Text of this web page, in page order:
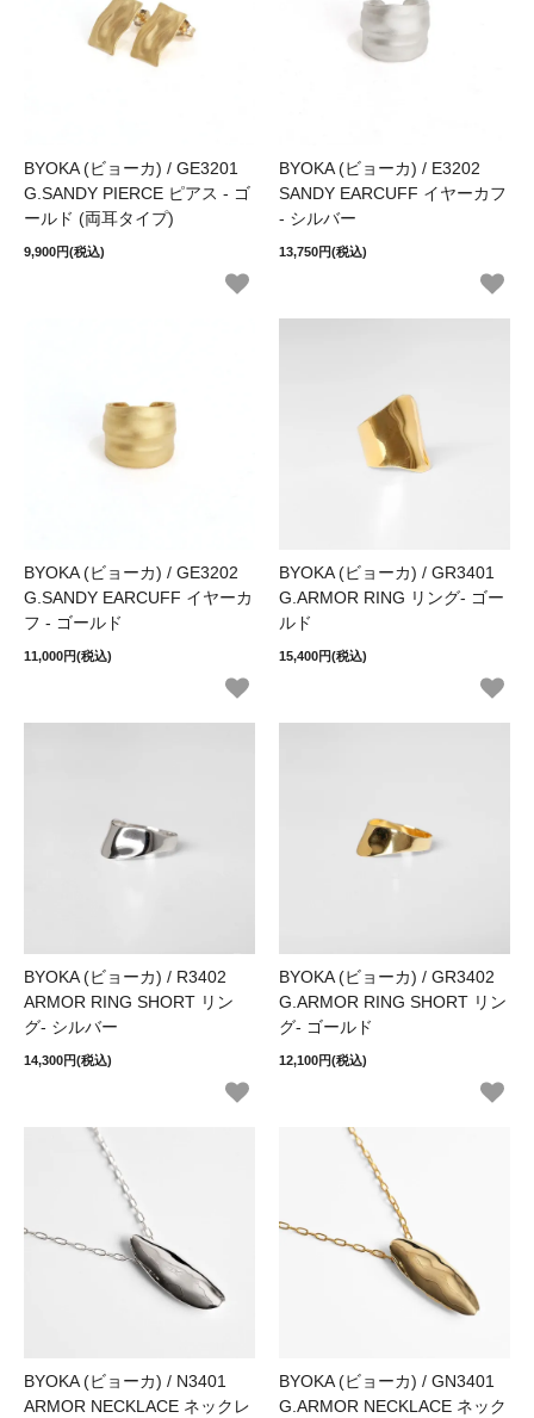
BYOKA (ビョーカ) / GE3201
G.SANDY PIERCE ピアス - ゴ
ールド (両耳タイプ)
9,900円(税込)
BYOKA (ビョーカ) / E3202
SANDY EARCUFF イヤーカフ
- シルバー
13,750円(税込)
BYOKA (ビョーカ) / GE3202
G.SANDY EARCUFF イヤーカ
フ - ゴールド
11,000円(税込)
BYOKA (ビョーカ) / GR3401
G.ARMOR RING リング- ゴー
ルド
15,400円(税込)
BYOKA (ビョーカ) / R3402
ARMOR RING SHORT リン
グ- シルバー
14,300円(税込)
BYOKA (ビョーカ) / GR3402
G.ARMOR RING SHORT リン
グ- ゴールド
12,100円(税込)
BYOKA (ビョーカ) / N3401
ARMOR NECKLACE ネックレ
BYOKA (ビョーカ) / GN3401
G.ARMOR NECKLACE ネック